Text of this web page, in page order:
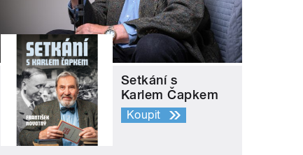
Setkání s
Karlem Čapkem
Koupit